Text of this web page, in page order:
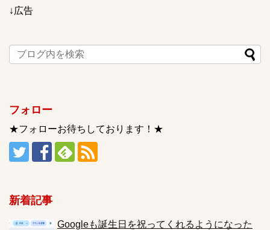
↓広告
フォロー
★フォローお待ちしております！★
新着記事
Googleも誕生日を祝ってくれるようになった